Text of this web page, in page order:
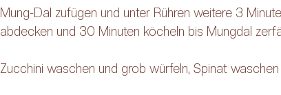
Mung-Dal zufügen und unter Rühren weitere 3
abdecken und 30 Minuten köcheln bis Mungdal
Zucchini waschen und grob würfeln, Spinat